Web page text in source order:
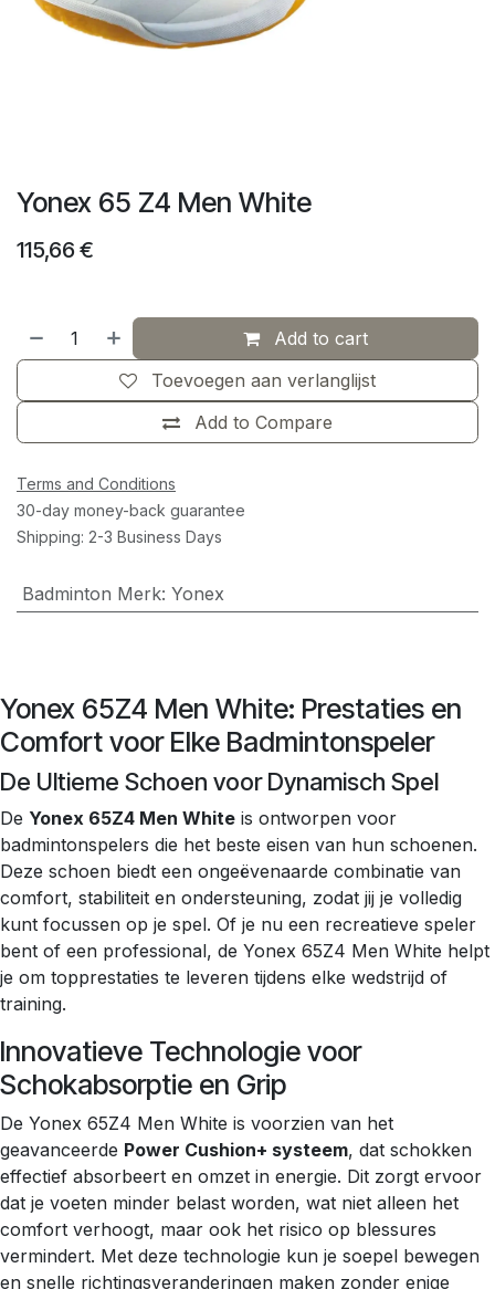
Yonex 65 Z4 Men White
115,66 €
Add to cart
Add to Compare
Toevoegen aan verlanglijst
Terms and Conditions
30-day money-back guarantee
Shipping: 2-3 Business Days
Badminton Merk: Yonex
Yonex 65Z4 Men White: Prestaties en
Comfort voor Elke Badmintonspeler
De Ultieme Schoen voor Dynamisch Spel
De Yonex 65Z4 Men White is ontworpen voor
badmintonspelers die het beste eisen van hun schoenen.
Deze schoen biedt een ongeëvenaarde combinatie van
comfort, stabiliteit en ondersteuning, zodat jij je volledig
kunt focussen op je spel. Of je nu een recreatieve speler
bent of een professional, de Yonex 65Z4 Men White helpt
je om topprestaties te leveren tijdens elke wedstrijd of
training.
Innovatieve Technologie voor
Schokabsorptie en Grip
De Yonex 65Z4 Men White is voorzien van het
geavanceerde Power Cushion+ systeem, dat schokken
effectief absorbeert en omzet in energie. Dit zorgt ervoor
dat je voeten minder belast worden, wat niet alleen het
comfort verhoogt, maar ook het risico op blessures
vermindert. Met deze technologie kun je soepel bewegen
en snelle richtingsveranderingen maken zonder enige